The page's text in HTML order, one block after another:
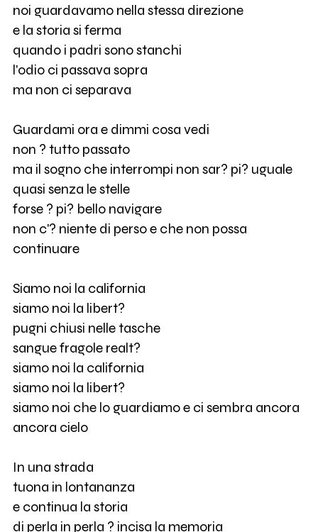
noi guardavamo nella stessa direzione
e la storia si ferma
quando i padri sono stanchi
l'odio ci passava sopra
ma non ci separava
Guardami ora e dimmi cosa vedi
non ? tutto passato
ma il sogno che interrompi non sar? pi? uguale
quasi senza le stelle
forse ? pi? bello navigare
non c'? niente di perso e che non possa
continuare
Siamo noi la california
siamo noi la libert?
pugni chiusi nelle tasche
sangue fragole realt?
siamo noi la california
siamo noi la libert?
siamo noi che lo guardiamo e ci sembra ancora
ancora cielo
In una strada
tuona in lontananza
e continua la storia
di perla in perla ? incisa la memoria